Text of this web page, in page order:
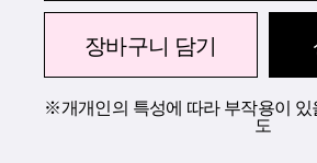
장바구니 담기
※개개인의 특성에 따라 부작용이
도